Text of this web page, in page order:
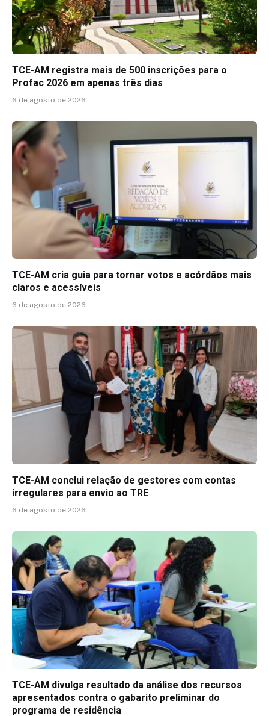
TCE-AM registra mais de 500 inscrições para o
Profac 2026 em apenas três dias
6 de agosto de 2026
TCE-AM cria guia para tornar votos e acórdãos mais
claros e acessíveis
6 de agosto de 2026
TCE-AM conclui relação de gestores com contas
irregulares para envio ao TRE
6 de agosto de 2026
TCE-AM divulga resultado da análise dos recursos
apresentados contra o gabarito preliminar do
programa de residência